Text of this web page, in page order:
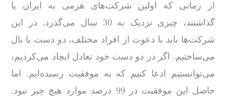
از زمانی که اولین شرکت‌های هرمی به ایران پا
گذاشتند، چیزی نزدیک به 30 سال می‌گذرد. در این
شرکت‌ها باید با دعوت از افراد مختلف، دو دست یا بال
می‌ساختیم. اگر در دو دست خود تعادل ایجاد می‌کردیم،
می‌توانستیم ادعا کنیم که به موفقیت رسیده‌ایم. اما
حاصل این موفقیت در 99 درصد موارد هیچ چیز نبود.